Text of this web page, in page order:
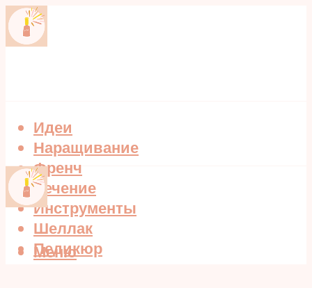
Идеи
Наращивание
Френч
Лечение
Инструменты
Шеллак
Педикюр
Меню